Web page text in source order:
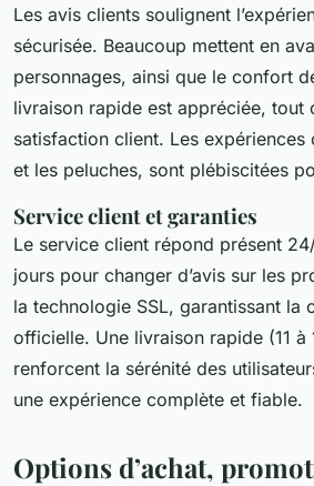
Les avis clients soulignent
sécurisée. Beaucoup mettent en
personnages, ainsi que le confort
livraison rapide est appréciée, tout
satisfaction client. Les
et les peluches, sont plébiscitées
Service client et garanties
Le service client répond présent
jours pour changer d’avis sur les
la technologie SSL, garantissant
officielle. Une livraison rapide (11
renforcent la sérénité des
une expérience complète et fiable.
Options d’achat,